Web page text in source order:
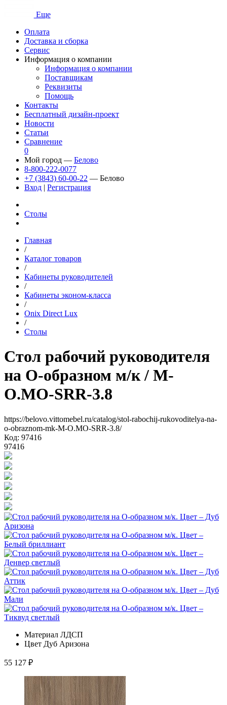
Еще
Оплата
Доставка и сборка
Сервис
Информация о компании
Информация о компании
Поставщикам
Реквизиты
Помощь
Контакты
Бесплатный дизайн-проект
Новости
Статьи
Сравнение
0
Мой город — Белово
8-800-222-0077
+7 (3843) 60-00-22 — Белово
Вход | Регистрация
Столы
Главная
/
Каталог товаров
/
Кабинеты руководителей
/
Кабинеты эконом-класса
/
Onix Direct Lux
/
Столы
Стол рабочий руководителя
на О-образном м/к / M-
O.MO-SRR-3.8
https://belovo.vittomebel.ru/catalog/stol-rabochij-rukovoditelya-na-
o-obraznom-mk-M-O.MO-SRR-3.8/
Код: 97416
97416
Материал ЛДСП
Цвет Дуб Аризона
55 127 ₽